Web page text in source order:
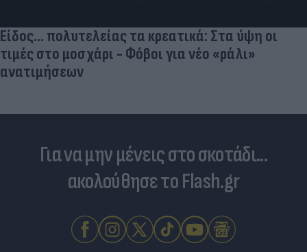
Είδος... πολυτελείας τα κρεατικά: Στα ύψη οι
τιμές στο μοσχάρι - Φόβοι για νέο «ράλι»
ανατιμήσεων
Για να μην μένεις στο σκοτάδι...
ακολούθησε το Flash.gr